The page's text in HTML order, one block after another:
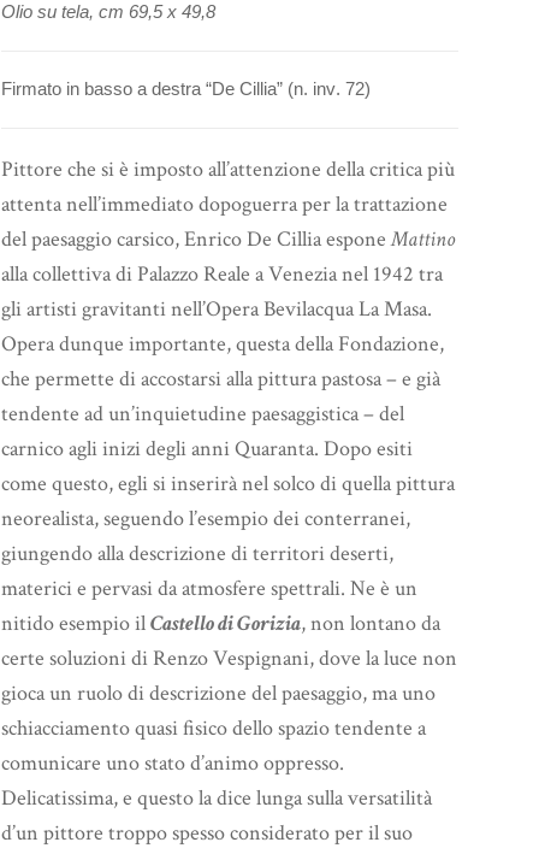
Olio su tela, cm 69,5 x 49,8
Firmato in basso a destra “De Cillia” (n. inv. 72)
Pittore che si è imposto all’attenzione della critica più
attenta nell’immediato dopoguerra per la trattazione
del paesaggio carsico, Enrico De Cillia esponeMattino
alla collettiva di Palazzo Reale a Venezia nel 1942 tra
gli artisti gravitanti nell’Opera Bevilacqua La Masa.
Opera dunque importante, questa della Fondazione,
che permette di accostarsi alla pittura pastosa – e già
tendente ad un’inquietudine paesaggistica – del
carnico agli inizi degli anni Quaranta. Dopo esiti
come questo, egli si inserirà nel solco di quella pittura
neorealista, seguendo l’esempio dei conterranei,
giungendo alla descrizione di territori deserti,
materici e pervasi da atmosfere spettrali. Ne è un
nitido esempio ilCastello di Gorizia, non lontano da
certe soluzioni di Renzo Vespignani, dove la luce non
gioca un ruolo di descrizione del paesaggio, ma uno
schiacciamento quasi fisico dello spazio tendente a
comunicare uno stato d’animo oppresso.
Delicatissima, e questo la dice lunga sulla versatilità
d’un pittore troppo spesso considerato per il suo